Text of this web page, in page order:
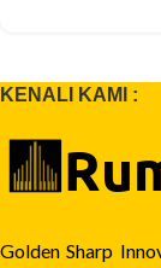
KENALI KAMI :
Golden Sharp